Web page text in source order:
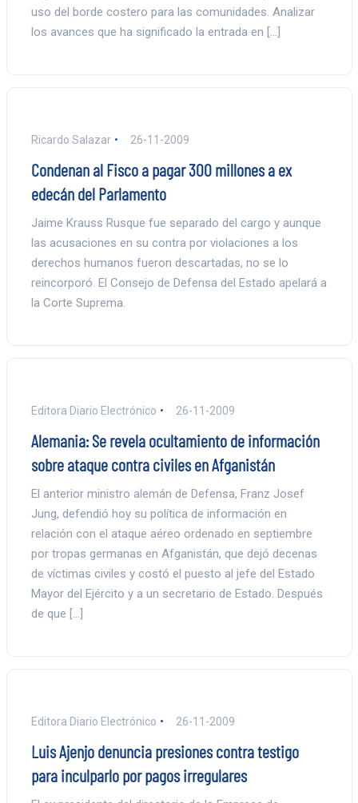
uso del borde costero para las comunidades. Analizar
los avances que ha significado la entrada en […]
Ricardo Salazar 26-11-2009
Condenan al Fisco a pagar 300 millones a ex
edecán del Parlamento
Jaime Krauss Rusque fue separado del cargo y aunque
las acusaciones en su contra por violaciones a los
derechos humanos fueron descartadas, no se lo
reincorporó. El Consejo de Defensa del Estado apelará a
la Corte Suprema.
Editora Diario Electrónico 26-11-2009
Alemania: Se revela ocultamiento de información
sobre ataque contra civiles en Afganistán
El anterior ministro alemán de Defensa, Franz Josef
Jung, defendió hoy su política de información en
relación con el ataque aéreo ordenado en septiembre
por tropas germanas en Afganistán, que dejó decenas
de víctimas civiles y costó el puesto al jefe del Estado
Mayor del Ejército y a un secretario de Estado. Después
de que […]
Editora Diario Electrónico 26-11-2009
Luis Ajenjo denuncia presiones contra testigo
para inculparlo por pagos irregulares